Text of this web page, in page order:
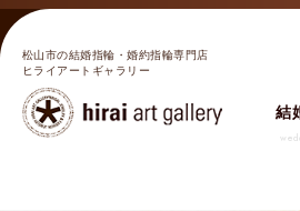
松山市の結婚指輪・婚約指輪専門店
ヒライアートギャラリー
結